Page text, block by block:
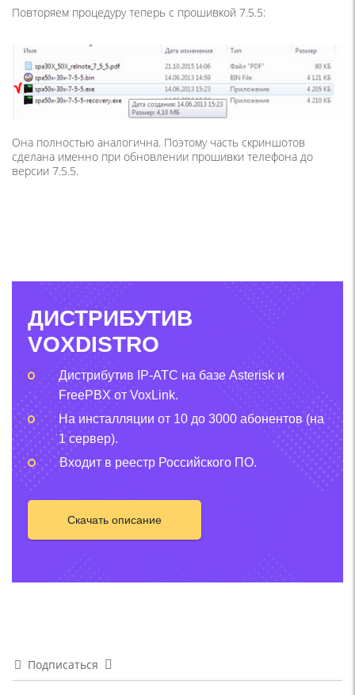
Повторяем процедуру теперь с прошивкой 7.5.5:
Она полностью аналогична. Поэтому часть скриншотов
сделана именно при обновлении прошивки телефона до
версии 7.5.5.
ДИСТРИБУТИВ
VOXDISTRO
Дистрибутив IP-АТС на базе Asterisk и
FreePBX от VoxLink.
На инсталляции от 10 до 3000 абонентов (на
1 сервер).
Входит в реестр Российского ПО.
Скачать описание
Подписаться